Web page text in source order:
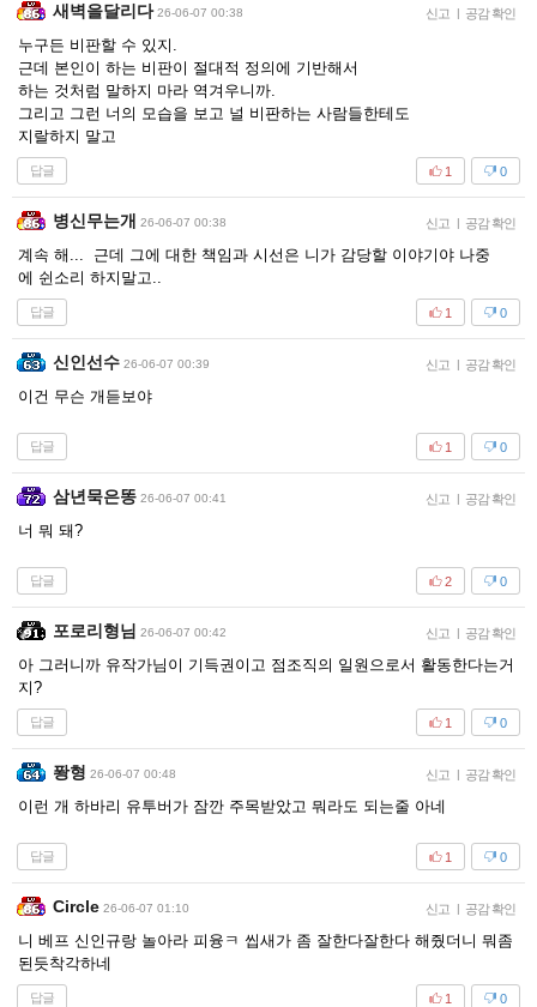
새벽을달리다 26-06-07 00:38 신고 | 공감 확인
누구든 비판할 수 있지.
근데 본인이 하는 비판이 절대적 정의에 기반해서
하는 것처럼 말하지 마라 역겨우니까.
그리고 그런 너의 모습을 보고 널 비판하는 사람들한테도
지랄하지 말고
답글 0
1
병신무는개 26-06-07 00:38 신고 | 공감 확인
계속 해... 근데 그에 대한 책임과 시선은 니가 감당할 이야기야 나중
에 쉰소리 하지말고..
답글 0
1
신인선수 26-06-07 00:39 신고 | 공감 확인
이건 무슨 개듣보야
답글 0
1
삼년묵은똥 26-06-07 00:41 신고 | 공감 확인
너 뭐 돼?
답글 0
2
포로리형님 26-06-07 00:42 신고 | 공감 확인
아 그러니까 유작가님이 기득권이고 점조직의 일원으로서 활동한다는거
지?
답글 0
1
퐝형 26-06-07 00:48 신고 | 공감 확인
이런 개 하바리 유투버가 잠깐 주목받았고 뭐라도 되는줄 아네
답글 0
1
Circle 26-06-07 01:10 신고 | 공감 확인
니 베프 신인규랑 놀아라 피융ㅋ 씹새가 좀 잘한다잘한다 해줬더니 뭐좀
된듯착각하네
답글 0
1